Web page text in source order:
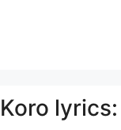
lyrics: তুমি